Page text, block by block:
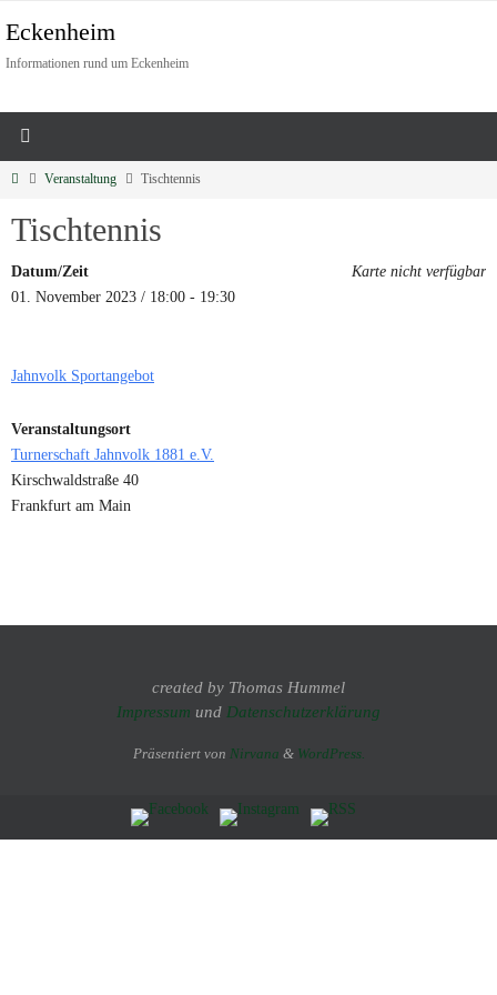
Eckenheim
Informationen rund um Eckenheim
Veranstaltung Tischtennis
Tischtennis
Karte nicht verfügbar
Datum/Zeit
01. November 2023 / 18:00 - 19:30
Jahnvolk Sportangebot
Veranstaltungsort
Turnerschaft Jahnvolk 1881 e.V.
Kirschwaldstraße 40
Frankfurt am Main
created by Thomas Hummel
Impressum und Datenschutzerklärung
Präsentiert von Nirvana & WordPress.